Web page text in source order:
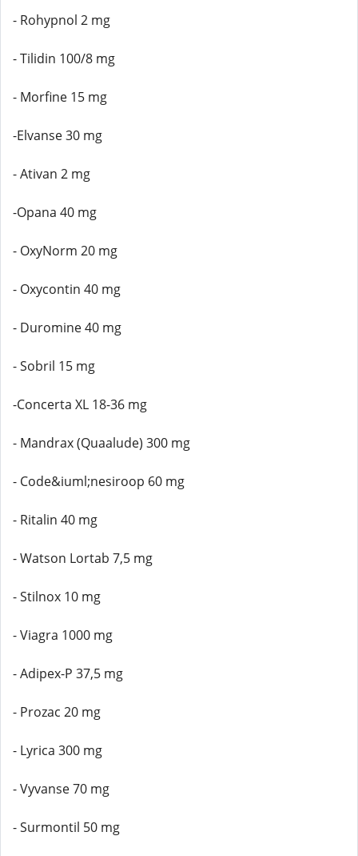
- Rohypnol 2 mg
- Tilidin 100/8 mg
- Morfine 15 mg
-Elvanse 30 mg
- Ativan 2 mg
-Opana 40 mg
- OxyNorm 20 mg
- Oxycontin 40 mg
- Duromine 40 mg
- Sobril 15 mg
-Concerta XL 18-36 mg
- Mandrax (Quaalude) 300 mg
- Code&iuml;nesiroop 60 mg
- Ritalin 40 mg
- Watson Lortab 7,5 mg
- Stilnox 10 mg
- Viagra 1000 mg
- Adipex-P 37,5 mg
- Prozac 20 mg
- Lyrica 300 mg
- Vyvanse 70 mg
- Surmontil 50 mg